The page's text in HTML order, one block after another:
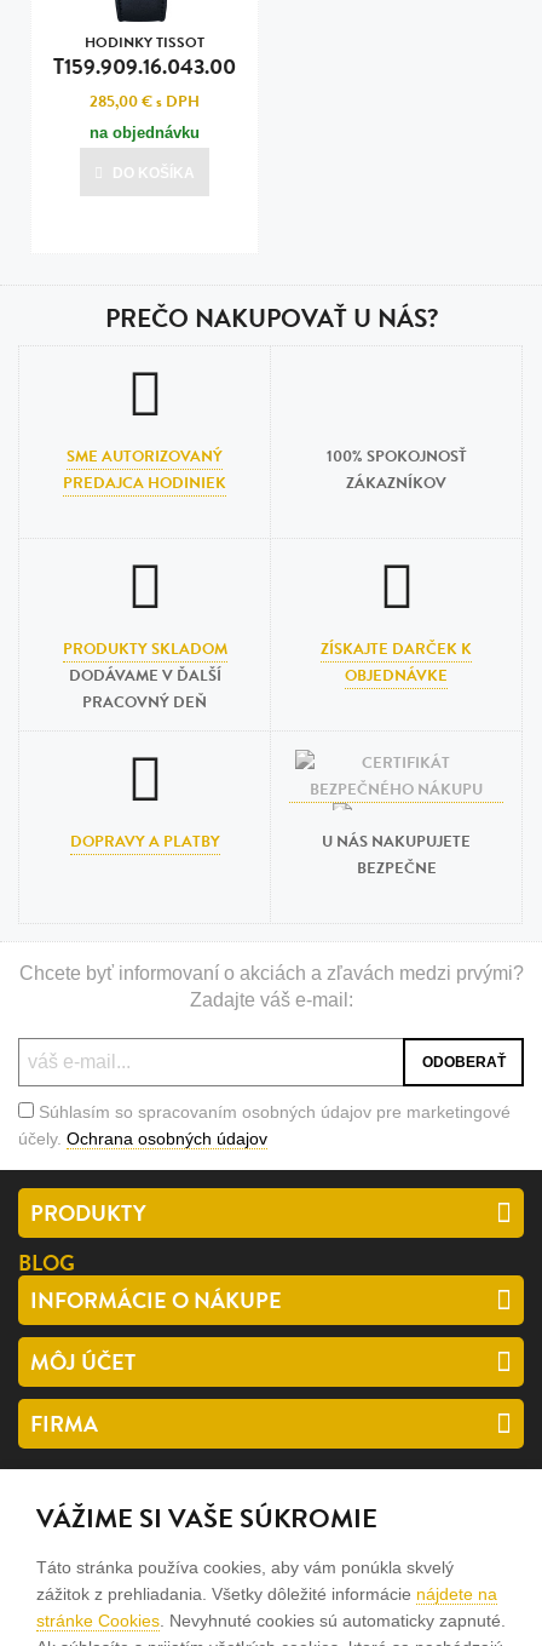
HODINKY TISSOT
T159.909.16.043.00
285,00 €s DPH
na objednávku
DO KOŠÍKA
PREČO NAKUPOVAŤ U NÁS?
SME AUTORIZOVANÝ
PREDAJCA HODINIEK
100% SPOKOJNOSŤ
ZÁKAZNÍKOV
PRODUKTY SKLADOM
DODÁVAME V ĎALŠÍ
PRACOVNÝ DEŇ
ZÍSKAJTE DARČEK K
OBJEDNÁVKE
DOPRAVY A PLATBY
U NÁS NAKUPUJETE
BEZPEČNE
Chcete byť informovaní o akciách a zľavách medzi prvými?
Zadajte váš e-mail:
Súhlasím so spracovaním osobných údajov pre marketingové
účely. Ochrana osobných údajov
PRODUKTY
BLOG
INFORMÁCIE O NÁKUPE
MÔJ ÚČET
FIRMA
SLEDUJTE NÁS
facebook
instagram
VÁŽIME SI VAŠE SÚKROMIE
Táto stránka používa cookies, aby vám ponúkla skvelý
zážitok z prehliadania. Všetky dôležité informácie nájdete na
stránke Cookies . Nevyhnuté cookies sú automaticky zapnuté.